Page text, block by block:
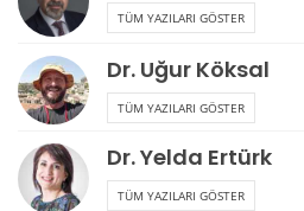
TÜM YAZILARI GÖSTER
Dr. Uğur Köksal
TÜM YAZILARI GÖSTER
Dr. Yelda Ertürk
TÜM YAZILARI GÖSTER